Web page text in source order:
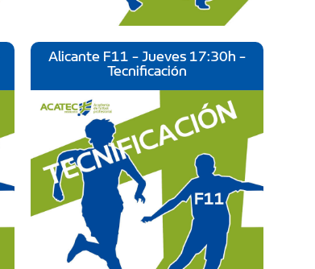
Alicante F11 - Jueves 17:30h -
Tecnificación